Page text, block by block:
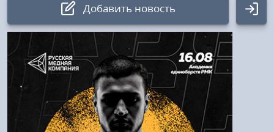
Добавить новость
Авторизация
Логин:
Пароль